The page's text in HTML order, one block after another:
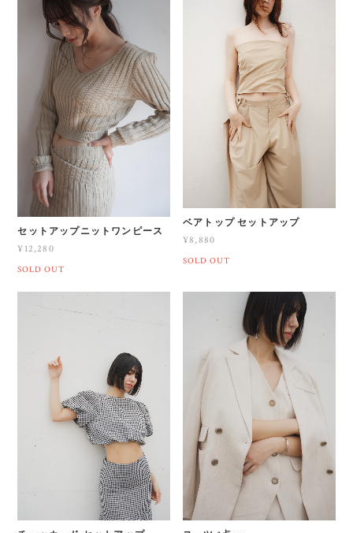
セットアップニットワンピース
¥12,280
SOLD OUT
ベアトップ セットアップ
¥8,880
SOLD OUT